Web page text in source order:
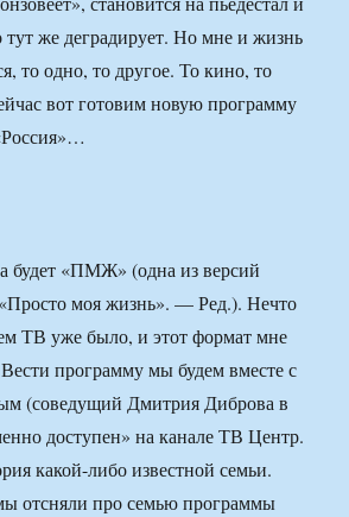
тут же деградирует. Но мне и жизнь
то одно, то другое. То кино, то
вот готовим новую программу
будет «ПМЖ» (одна из версий
моя жизнь». — Ред.). Нечто
ТВ уже было, и этот формат мне
программу мы будем вместе с
(соведущий Дмитрия Диброва в
доступен» на канале ТВ Центр.
какой-либо известной семьи.
отсняли про семью программы